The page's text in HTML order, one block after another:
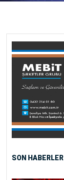
SON HABERLER